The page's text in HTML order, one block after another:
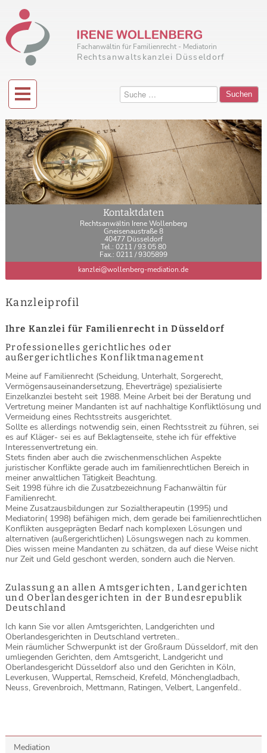
Fachanwältin für Familienrecht - Mediatorin
Rechtsanwaltskanzlei Düsseldorf
Suchen
Kontaktdaten
Rechtsanwältin Irene Wollenberg
Gneisenaustraße 8
40477 Düsseldorf
Tel.: 0211 / 93 05 80
Fax.: 0211 / 9305899
kanzlei@wollenberg-mediation.de
Kanzleiprofil
Ihre Kanzlei für Familienrecht in Düsseldorf
Professionelles gerichtliches oder
außergerichtliches Konfliktmanagement
Meine auf Familienrecht (Scheidung, Unterhalt, Sorgerecht,
Vermögensauseinandersetzung, Eheverträge) spezialisierte
Einzelkanzlei besteht seit 1988. Meine Arbeit bei der Beratung und
Vertretung meiner Mandanten ist auf nachhaltige Konfliktlösung und
Vermeidung eines Rechtsstreits ausgerichtet.
Sollte es allerdings notwendig sein, einen Rechtsstreit zu führen, sei
es auf Kläger- sei es auf Beklagtenseite, stehe ich für effektive
Interessenvertretung ein.
Stets finden aber auch die zwischenmenschlichen Aspekte
juristischer Konflikte gerade auch im familienrechtlichen Bereich in
meiner anwaltlichen Tätigkeit Beachtung.
Seit 1998 führe ich die Zusatzbezeichnung Fachanwältin für
Familienrecht.
Meine Zusatzausbildungen zur Sozialtherapeutin (1995) und
Mediatorin( 1998) befähigen mich, dem gerade bei familienrechtlichen
Konflikten ausgeprägten Bedarf nach komplexen Lösungen und
alternativen (außergerichtlichen) Lösungswegen nach zu kommen.
Dies wissen meine Mandanten zu schätzen, da auf diese Weise nicht
nur Zeit und Geld geschont werden, sondern auch die Nerven.
Zulassung an allen Amtsgerichten, Landgerichten
und Oberlandesgerichten in der Bundesrepublik
Deutschland
Ich kann Sie vor allen Amtsgerichten, Landgerichten und
Oberlandesgerichten in Deutschland vertreten..
Mein räumlicher Schwerpunkt ist der Großraum Düsseldorf, mit den
umliegenden Gerichten, dem Amtsgericht, Landgericht und
Oberlandesgericht Düsseldorf also und den Gerichten in Köln,
Leverkusen, Wuppertal, Remscheid, Krefeld, Mönchengladbach,
Neuss, Grevenbroich, Mettmann, Ratingen, Velbert, Langenfeld..
Mediation